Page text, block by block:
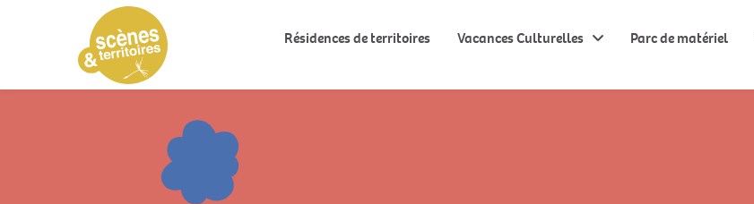
Résidences de territoires Vacances Culturelles Parc de matériel